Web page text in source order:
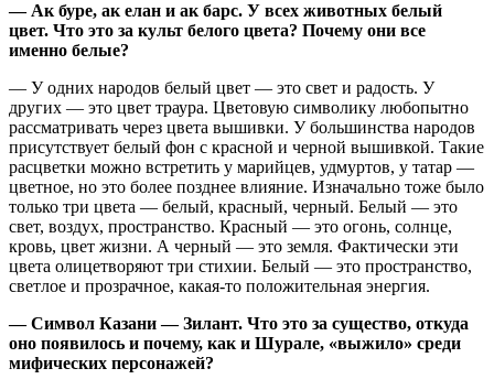
— Ак буре, ак елан и ак барс. У всех животных белый
цвет. Что это за культ белого цвета? Почему они все
именно белые?
— У одних народов белый цвет — это свет и радость. У
других — это цвет траура. Цветовую символику любопытно
рассматривать через цвета вышивки. У большинства народов
присутствует белый фон с красной и черной вышивкой. Такие
расцветки можно встретить у марийцев, удмуртов, у татар —
цветное, но это более позднее влияние. Изначально тоже было
только три цвета — белый, красный, черный. Белый — это
свет, воздух, пространство. Красный — это огонь, солнце,
кровь, цвет жизни. А черный — это земля. Фактически эти
цвета олицетворяют три стихии. Белый — это пространство,
светлое и прозрачное, какая-то положительная энергия.
— Символ Казани — Зилант. Что это за существо, откуда
оно появилось и почему, как и Шурале, «выжило» среди
мифических персонажей?